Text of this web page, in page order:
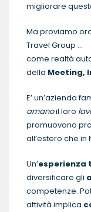
migliorare
Ma proviamo
Travel Group …
come realtà
della Meeting,
E’ un’azienda
amanoil loro
promuovono
all’estero che in
Un’esperienza
diversificare gli
competenze.
attività implica